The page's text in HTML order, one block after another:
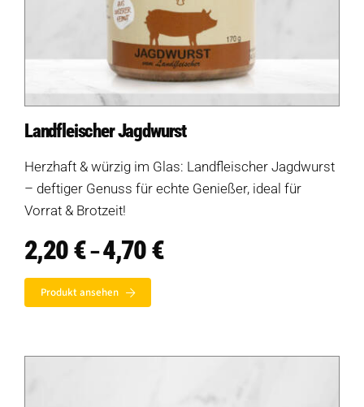
Landfleischer Jagdwurst
Herzhaft & würzig im Glas: Landfleischer Jagdwurst
– deftiger Genuss für echte Genießer, ideal für
Vorrat & Brotzeit!
2,20€ –4,70€Preisspanne:
2,20 €
Produkt ansehen